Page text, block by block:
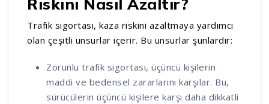
Riskini Nasıl Azaltır?
Trafik sigortası, kaza riskini azaltmaya yardımcı
olan çeşitli unsurlar içerir. Bu unsurlar şunlardır:
Zorunlu trafik sigortası, üçüncü kişilerin
maddi ve bedensel zararlarını karşılar. Bu,
sürücülerin üçüncü kişilere karşı daha dikkatli